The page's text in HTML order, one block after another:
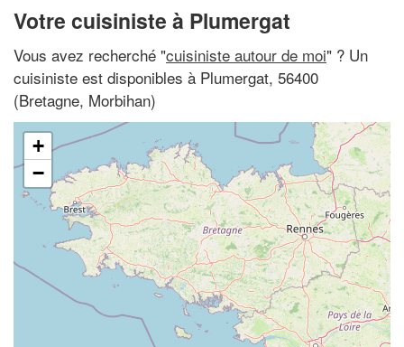
Votre cuisiniste à Plumergat
Vous avez recherché "cuisiniste autour de moi" ? Un
cuisiniste est disponibles à Plumergat, 56400
(Bretagne, Morbihan)
+
−